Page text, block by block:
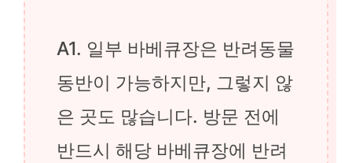
A1. 일부 바베큐장은 반려동물
동반이 가능하지만, 그렇지 않
은 곳도 많습니다. 방문 전에
반드시 해당 바베큐장에 반려